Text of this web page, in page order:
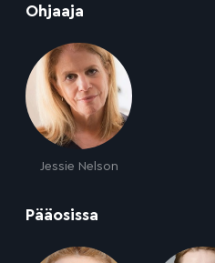
Ohjaaja
Jessie Nelson
Pääosissa